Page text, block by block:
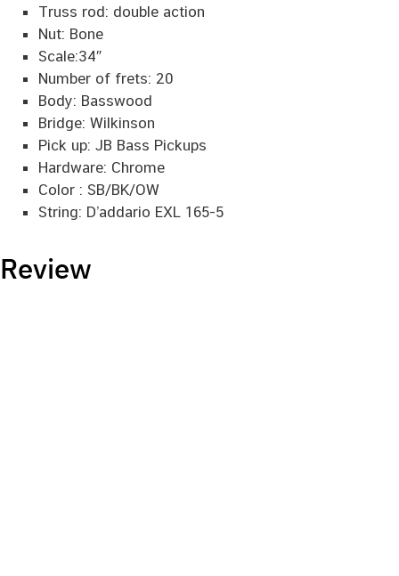
Truss rod: double action
Nut: Bone
Scale:34″
Number of frets: 20
Body: Basswood
Bridge: Wilkinson
Pick up: JB Bass Pickups
Hardware: Chrome
Color : SB/BK/OW
String: D’addario EXL 165-5
Review